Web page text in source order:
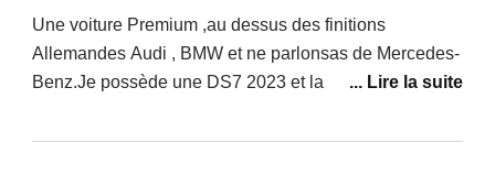
problèmes particuliers.
Une voiture Premium ,au dessus des finitions
Allemandes Audi , BMW et ne parlonsas de Mercedes-
Benz.Je possède une DS7 2023 et la technologie de la
confort de la DS3, son amortissement est parfait.La